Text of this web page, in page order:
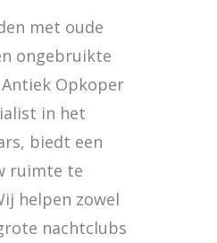
met oude
ongebruikte
Opkoper
in het
biedt een
ruimte te
helpen zowel
nachtclubs